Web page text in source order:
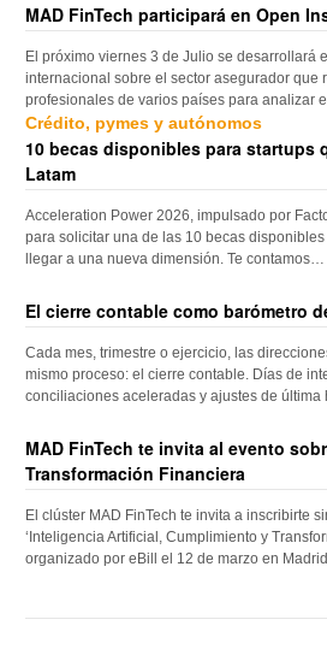
MAD FinTech participará en Open
El próximo viernes 3 de Julio se desarrollará
internacional sobre el sector asegurador que
profesionales de varios países para analizar
Crédito, pymes y autónomos
10 becas disponibles para startups
Latam
Acceleration Power 2026, impulsado por
para solicitar una de las 10 becas
llegar a una nueva dimensión. Te contamos…
El cierre contable como barómetro
Cada mes, trimestre o ejercicio, las
mismo proceso: el cierre contable. Días de
conciliaciones aceleradas y ajustes de
MAD FinTech te invita al evento
Transformación Financiera
El clúster MAD FinTech te invita a inscribirte
‘Inteligencia Artificial, Cumplimiento y
organizado por eBill el 12 de marzo en